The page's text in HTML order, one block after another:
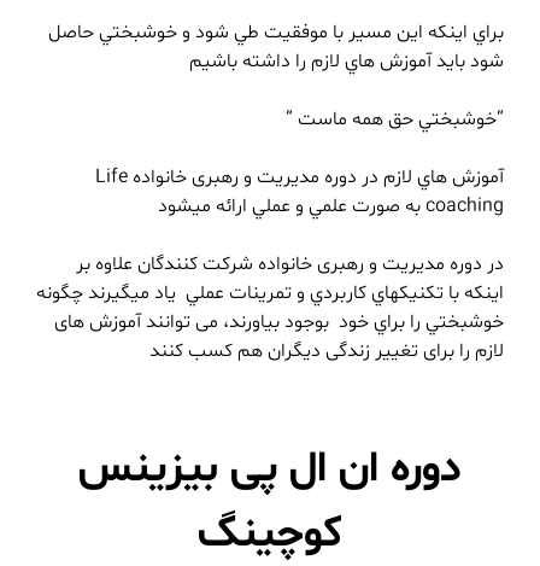
براي اينكه اين مسير با موفقيت طي شود و خوشبختي حاصل
شود بايد آموزش هاي لازم را داشته باشيم
“خوشبختي حق همه ماست “
آموزش هاي لازم در دوره مدیریت و رهبری خانواده Life
coaching به صورت علمي و عملي ارائه ميشود
در دوره مدیریت و رهبری خانواده شركت كنندگان علاوه بر
اینکه با تكنيكهاي كاربردي و تمرينات عملي ياد ميگيرند چگونه
خوشبختي را براي خود بوجود بياورند، می توانند آموزش های
لازم را برای تغییر زندگی دیگران هم کسب کنند
دوره ان ال پی بیزینس
کوچینگ